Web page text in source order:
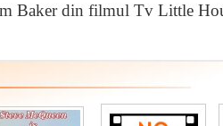
Baker din filmul Tv Little